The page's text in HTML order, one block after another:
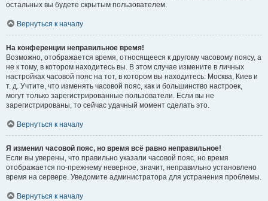
остальных вы будете скрытым пользователем.
Вернуться к началу
На конференции неправильное время!
Возможно, отображается время, относящееся к другому часовому поясу, а
не к тому, в котором находитесь вы. В этом случае измените в личных
настройках часовой пояс на тот, в котором вы находитесь: Москва, Киев и
т. д. Учтите, что изменять часовой пояс, как и большинство настроек,
могут только зарегистрированные пользователи. Если вы не
зарегистрированы, то сейчас удачный момент сделать это.
Вернуться к началу
Я изменил часовой пояс, но время всё равно неправильное!
Если вы уверены, что правильно указали часовой пояс, но время
отображается по-прежнему неверное, значит, неправильно установлено
время на сервере. Уведомите администратора для устранения проблемы.
Вернуться к началу